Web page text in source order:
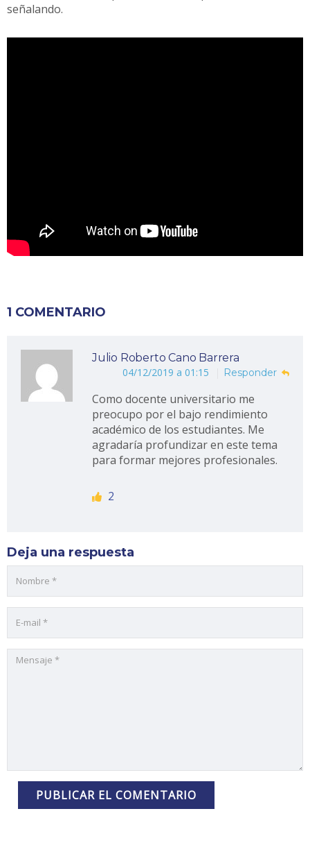
señalando.
1 COMENTARIO
Julio Roberto Cano Barrera
04/12/2019 a 01:15
Responder
Como docente universitario me
preocupo por el bajo rendimiento
académico de los estudiantes. Me
agradaría profundizar en este tema
para formar mejores profesionales.
2
Deja una respuesta